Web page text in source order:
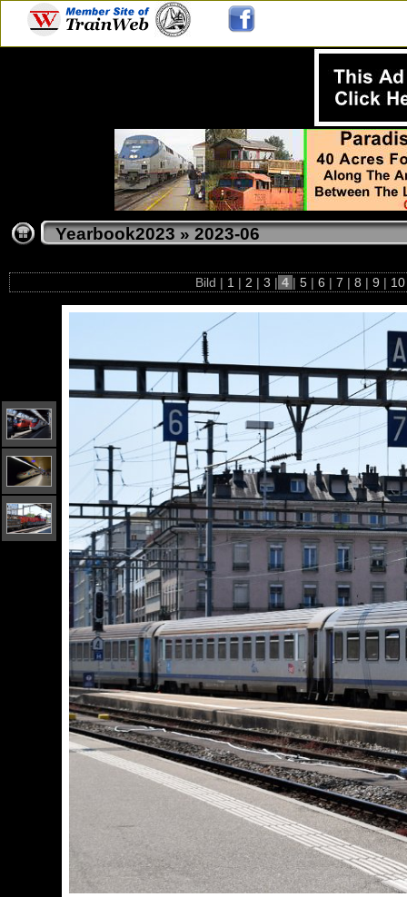
Yearbook2023»2023-06
Bild | 1 | 2 | 3 | 4 | 5 | 6 | 7 | 8 | 9 |